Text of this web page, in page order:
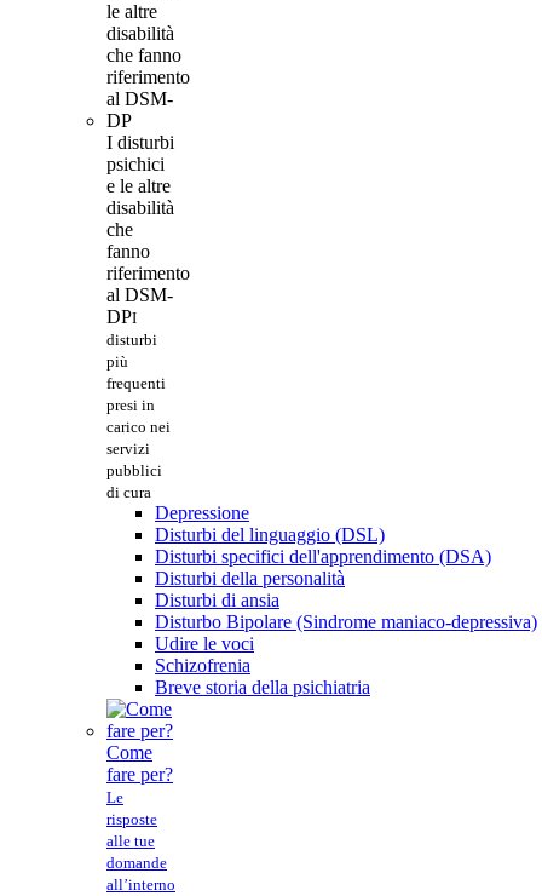
I disturbi
psichici
e le altre
disabilità
che
fanno
riferimento
al DSM-
DPI
disturbi
più
frequenti
presi in
carico nei
servizi
pubblici
di cura
Depressione
Disturbi del linguaggio (DSL)
Disturbi specifici dell'apprendimento (DSA)
Disturbi della personalità
Disturbi di ansia
Disturbo Bipolare (Sindrome maniaco-depressiva)
Udire le voci
Schizofrenia
Breve storia della psichiatria
Come
fare per?
Le
risposte
alle tue
domande
all’interno